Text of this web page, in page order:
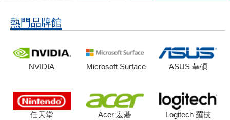
熱門品牌館
NVIDIA Microsoft Surface ASUS 華碩
任天堂 Acer 宏碁 Logitech 羅技